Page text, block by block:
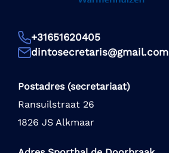
+31651620405
dintosecretaris@gmail.com
Postadres (secretariaat)
Ransuilstraat 26
1826 JS Alkmaar